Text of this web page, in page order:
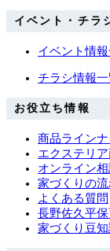
イベント・チラ
イベント情
チラシ情報
お役立ち情報
商品ライン
エクステリ
オンライン相
家づくりの
よくある質問
長野佐久平
家づくり豆